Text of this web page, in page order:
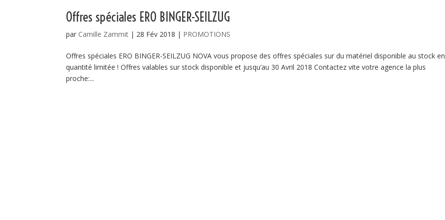
Offres spéciales ERO BINGER-SEILZUG
par Camille Zammit | 28 Fév 2018 | PROMOTIONS
Offres spéciales ERO BINGER-SEILZUG NOVA vous propose des offres spéciales sur du matériel disponible au stock en
quantité limitée ! Offres valables sur stock disponible et jusqu’au 30 Avril 2018 Contactez vite votre agence la plus
proche:...